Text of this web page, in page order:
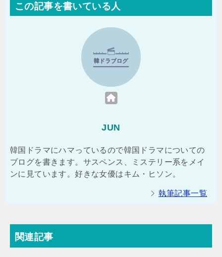
この記事を書いている人
JUN
韓国ドラマにハマっているので韓国ドラマについての
ブログを書きます。サスペンス、ミステリー系をメイ
ンに見ています。好きな女優はキム・ヒソン。
執筆記事一覧
関連記事